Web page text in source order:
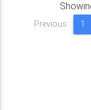
Previous 1